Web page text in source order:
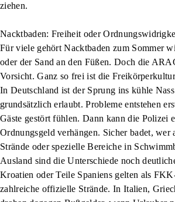
ziehen.
Nacktbaden: Freiheit oder
Für viele gehört Nacktbaden zum Sommer
oder der Sand an den Füßen. Doch die
Vorsicht. Ganz so frei ist die
In Deutschland ist der Sprung ins kühle
grundsätzlich erlaubt. Probleme entstehen
Gäste gestört fühlen. Dann kann die Polizei
Ordnungsgeld verhängen. Sicher badet, wer
Strände oder spezielle Bereiche in
Ausland sind die Unterschiede noch
Kroatien oder Teile Spaniens gelten als
zahlreiche offizielle Strände. In Italien,